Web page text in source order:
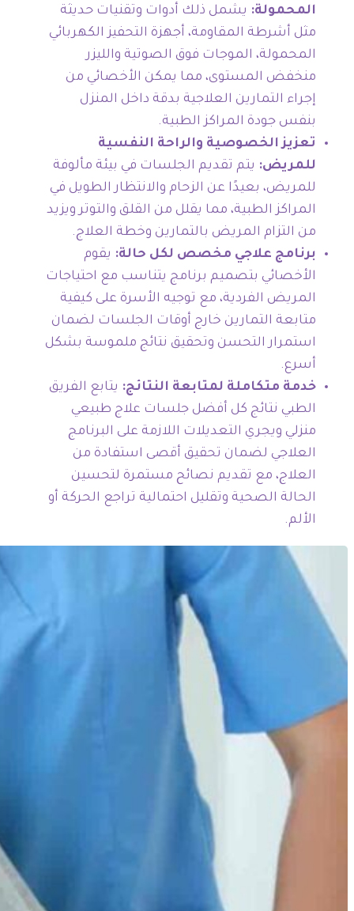
المحمولة: يشمل ذلك أدوات وتقنيات حديثة
مثل أشرطة المقاومة، أجهزة التحفيز الكهربائي
المحمولة، الموجات فوق الصوتية والليزر
منخفض المستوى، مما يمكن الأخصائي من
إجراء التمارين العلاجية بدقة داخل المنزل
بنفس جودة المراكز الطبية.
تعزيز الخصوصية والراحة النفسية
للمريض: يتم تقديم الجلسات في بيئة مألوفة
للمريض، بعيدًا عن الزحام والانتظار الطويل في
المراكز الطبية، مما يقلل من القلق والتوتر ويزيد
من التزام المريض بالتمارين وخطة العلاج.
برنامج علاجي مخصص لكل حالة: يقوم
الأخصائي بتصميم برنامج يتناسب مع احتياجات
المريض الفردية، مع توجيه الأسرة على كيفية
متابعة التمارين خارج أوقات الجلسات لضمان
استمرار التحسن وتحقيق نتائج ملموسة بشكل
أسرع.
خدمة متكاملة لمتابعة النتائج: يتابع الفريق
الطبي نتائج كل أفضل جلسات علاج طبيعي
منزلي ويجري التعديلات اللازمة على البرنامج
العلاجي لضمان تحقيق أقصى استفادة من
العلاج، مع تقديم نصائح مستمرة لتحسين
الحالة الصحية وتقليل احتمالية تراجع الحركة أو
الألم.